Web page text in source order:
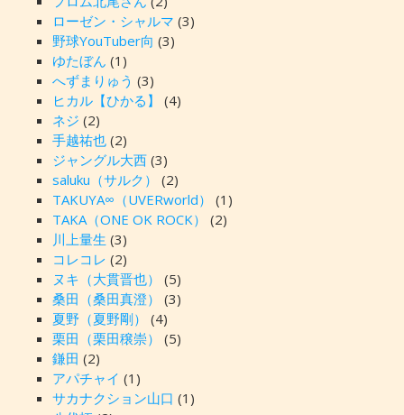
ローゼン・シャルマ (3)
野球YouTuber向 (3)
ゆたぼん (1)
へずまりゅう (3)
ヒカル【ひかる】
(4)
ネジ (2)
手越祐也(2)
ジャングル大西(3)
saluku（サルク）
(2)
TAKUYA∞（UVERworld）
(1)
TAKA（ONE OK ROCK）
(2)
川上量生 (3)
コレコレ (2)
ヌキ（大貫晋也）
(5)
桑田（桑田真澄）
(3)
夏野（夏野剛）
(4)
栗田（栗田穣崇）
(5)
鎌田 (2)
アパチャイ (1)
サカナクション山口 (1)